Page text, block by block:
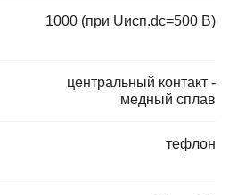
1000 (при Uисп.dc=500 В)
центральный контакт -
медный сплав
тефлон